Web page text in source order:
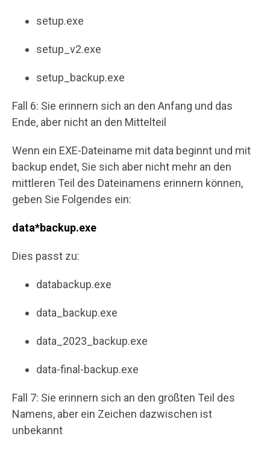
setup.exe
setup_v2.exe
setup_backup.exe
Fall 6: Sie erinnern sich an den Anfang und das
Ende, aber nicht an den Mittelteil
Wenn ein EXE-Dateiname mit data beginnt und mit
backup endet, Sie sich aber nicht mehr an den
mittleren Teil des Dateinamens erinnern können,
geben Sie Folgendes ein:
data*backup.exe
Dies passt zu:
databackup.exe
data_backup.exe
data_2023_backup.exe
data-final-backup.exe
Fall 7: Sie erinnern sich an den größten Teil des
Namens, aber ein Zeichen dazwischen ist
unbekannt